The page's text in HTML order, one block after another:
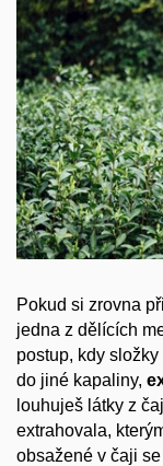
Pokud si zrovna
jedna z dělících
postup, kdy
do jiné kapaliny,
louhuješ látky z
extrahovala,
obsažené v čaji